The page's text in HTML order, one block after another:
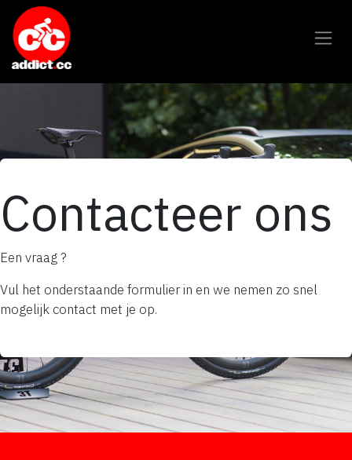
Overslaan naar inhoud
Contacteer ons
Een vraag ?
Vul het onderstaande formulier in en we nemen zo snel
mogelijk contact met je op.